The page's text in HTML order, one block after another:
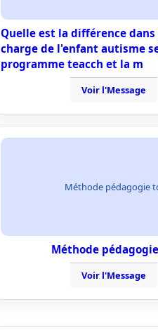
Quelle est la différence dans
charge de l'enfant autisme
programme teacch et la m
Voir l'Message
Méthode pédagogie
Méthode
Voir l'Message